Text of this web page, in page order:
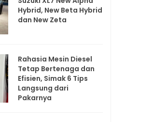
Hybrid, New Beta Hybrid
dan New Zeta
Rahasia Mesin Diesel
Tetap Bertenaga dan
Efisien, Simak 6 Tips
Langsung dari
Pakarnya